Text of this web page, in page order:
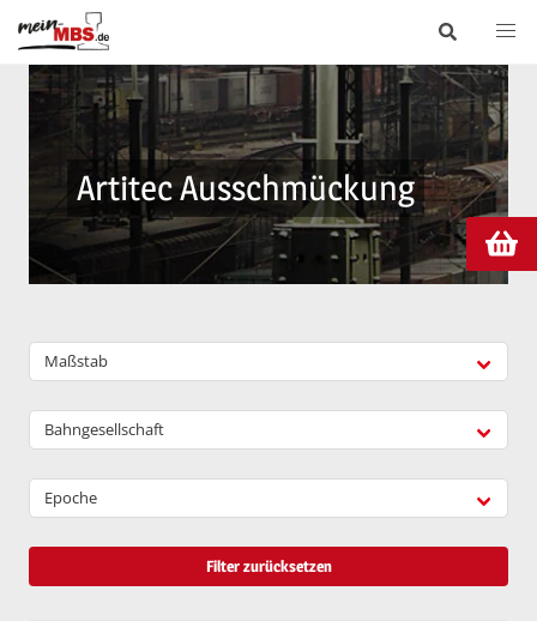
Artitec Ausschmückung
Maßstab
Bahngesellschaft
Epoche
Filter zurücksetzen